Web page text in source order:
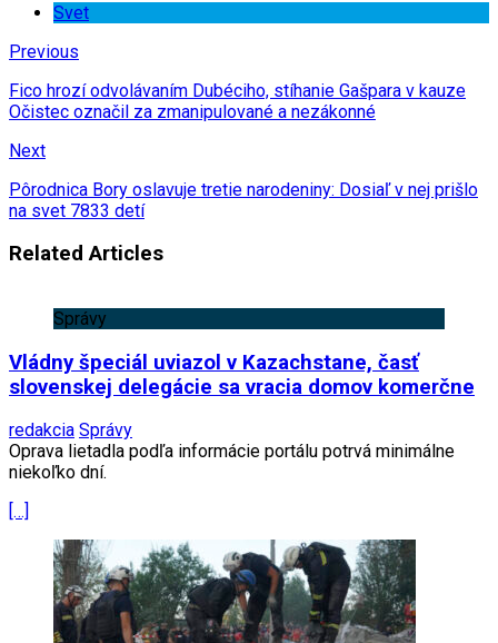
Svet
Previous
Fico hrozí odvolávaním Dubéciho, stíhanie Gašpara v kauze
Očistec označil za zmanipulované a nezákonné
Next
Pôrodnica Bory oslavuje tretie narodeniny: Dosiaľ v nej prišlo
na svet 7833 detí
Related Articles
Správy
Vládny špeciál uviazol v Kazachstane, časť
slovenskej delegácie sa vracia domov komerčne
redakcia Správy
Oprava lietadla podľa informácie portálu potrvá minimálne
niekoľko dní.
[…]